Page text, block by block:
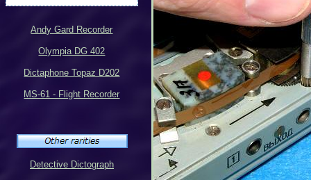
Andy Gard Recorder
Olympia DG 402
Dictaphone Topaz D202
MS-61 - Flight Recorder
Detective Dictograph